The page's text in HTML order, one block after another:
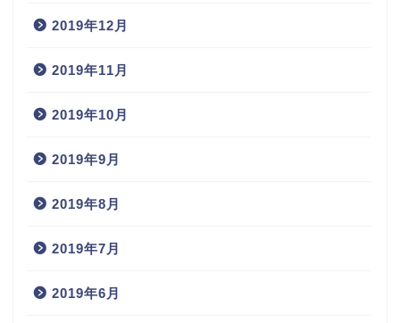
2019年12月
2019年11月
2019年10月
2019年9月
2019年8月
2019年7月
2019年6月